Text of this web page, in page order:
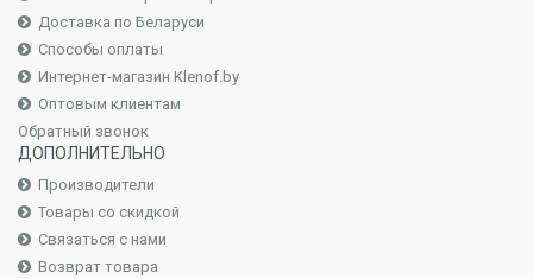
Доставка по Беларуси
Способы оплаты
Интернет-магазин Klenof.by
Оптовым клиентам
Обратный звонок
ДОПОЛНИТЕЛЬНО
Производители
Товары со скидкой
Связаться с нами
Возврат товара